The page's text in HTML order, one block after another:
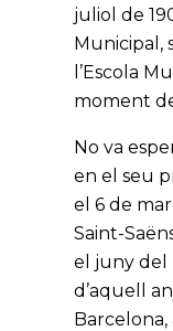
juliol de
Municipal,
l’Escola
moment
No va
en el seu
el 6 de
Saint-
el juny del
d’aquell
Barcelona,